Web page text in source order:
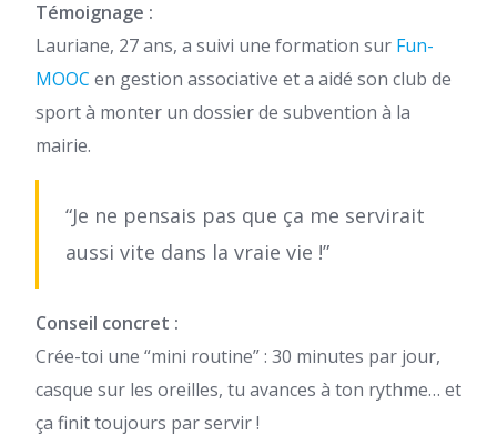
Témoignage :
Lauriane, 27 ans, a suivi une formation sur Fun-
MOOC en gestion associative et a aidé son club de
sport à monter un dossier de subvention à la
mairie.
“Je ne pensais pas que ça me servirait
aussi vite dans la vraie vie !”
Conseil concret :
Crée-toi une “mini routine” : 30 minutes par jour,
casque sur les oreilles, tu avances à ton rythme… et
ça finit toujours par servir !